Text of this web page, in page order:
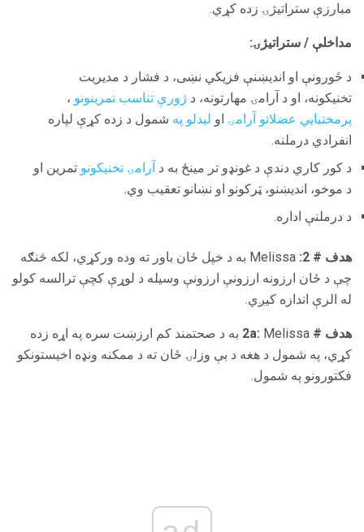
مبارزې ستراتیژۍ زده کړي.
مداخلې / ستراتیژۍ:
د ځورونې او اندیښنې فزیکي نښی، د فشار د مدیریت
تخنیکونه، او د آرامۍ مهارتونه، د ژورې تناسب تمرینونو ،
پرمختیایي عضلاتو آرامۍ او لیدلو په شمول د زده کړې لپاره
انفرادي درملنه.
د کور کاري دندې د غونډو تر مینځ به د آرامۍ تخنیکونو تمرین او
د موخو، اندیښنو، ټرکونو او نښانو تعقیب وي.
د درملنې اداره.
هدف # 2:
Melissa به د خپل ځان باور ته وده ورکړي، لکه څنګه
چې د ځان ارزونه ارزونې ارزونې وسیله د لوړې کچې ترالسه کولو
له الرې اندازه کیږي.
هدف # 2a:
Melissa به د صحتمند کم ارزښت سره په اړه زده
کړي، په شمول د هغه د بې وزلۍ ځان ته د ممکنه ونډه اخیستونکو
فکتورونو په شمول.